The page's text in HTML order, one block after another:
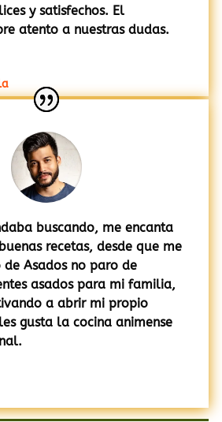
y satisfechos. El
atento a nuestras dudas.
buscando, me encanta
recetas, desde que me
de Asados no paro de
asados para mi familia,
a abrir mi propio
gusta la cocina animense